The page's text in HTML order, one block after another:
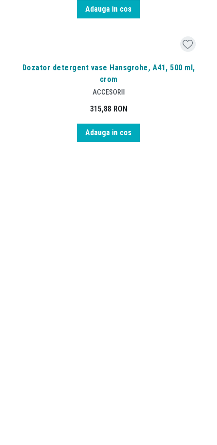
Adauga in cos
Dozator detergent vase Hansgrohe, A41, 500 ml,
crom
ACCESORII
315,88 RON
Adauga in cos